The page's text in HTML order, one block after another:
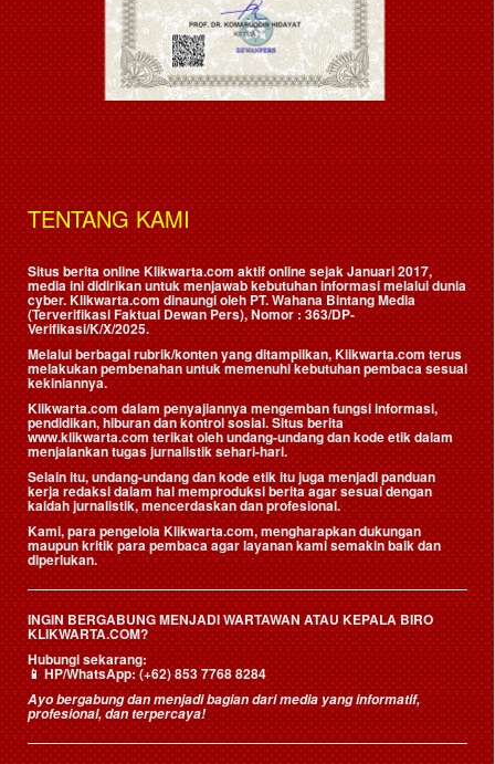
TENTANG KAMI
Situs berita online Klikwarta.com aktif online sejak Januari 2017,
media ini didirikan untuk menjawab kebutuhan informasi melalui dunia
cyber. Klikwarta.com dinaungi oleh PT. Wahana Bintang Media
(Terverifikasi Faktual Dewan Pers), Nomor : 363/DP-
Verifikasi/K/X/2025.
Melalui berbagai rubrik/konten yang ditampilkan, Klikwarta.com terus
melakukan pembenahan untuk memenuhi kebutuhan pembaca sesuai
kekiniannya.
Klikwarta.com dalam penyajiannya mengemban fungsi informasi,
pendidikan, hiburan dan kontrol sosial. Situs berita
www.klikwarta.com terikat oleh undang-undang dan kode etik dalam
menjalankan tugas jurnalistik sehari-hari.
Selain itu, undang-undang dan kode etik itu juga menjadi panduan
kerja redaksi dalam hal memproduksi berita agar sesuai dengan
kaidah jurnalistik, mencerdaskan dan profesional.
Kami, para pengelola Klikwarta.com, mengharapkan dukungan
maupun kritik para pembaca agar layanan kami semakin baik dan
diperlukan.
INGIN BERGABUNG MENJADI WARTAWAN ATAU KEPALA BIRO
KLIKWARTA.COM?
Hubungi sekarang:
📱HP/WhatsApp:(+62) 853 7768 8284
Ayo bergabung dan menjadi bagian dari media yang informatif,
profesional, dan terpercaya!